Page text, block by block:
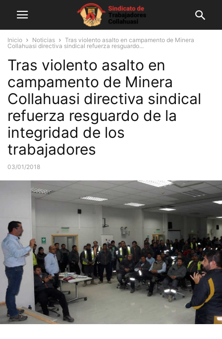
Inicio Noticias
Tras violento asalto en campamento de Minera
Collahuasi directiva sindical refuerza resguardo...
Tras violento asalto en
campamento de Minera
Collahuasi directiva sindical
refuerza resguardo de la
integridad de los
trabajadores
03/01/2018